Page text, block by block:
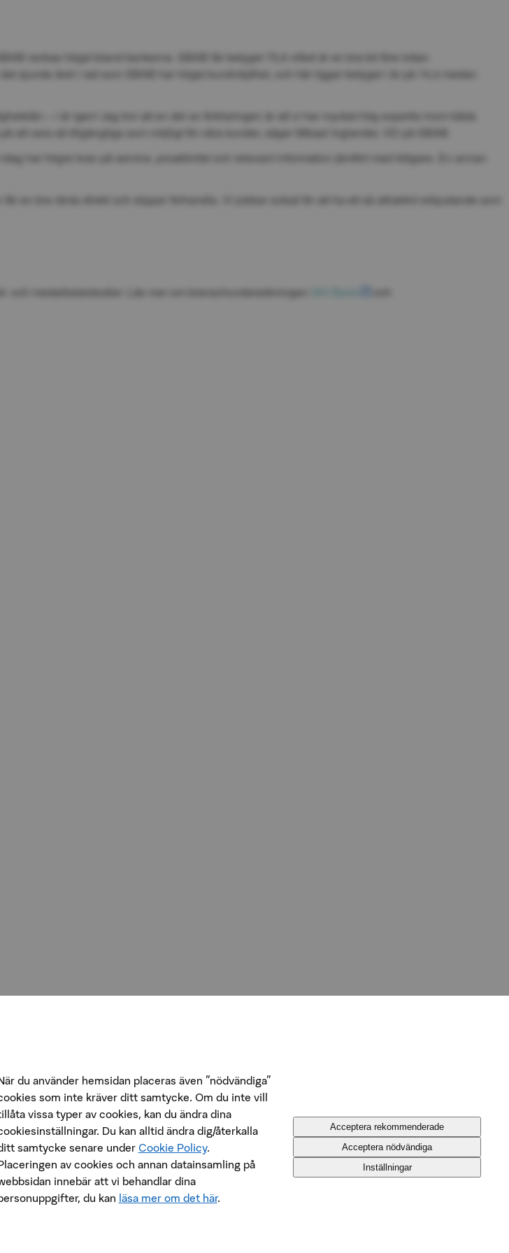
rankas högst bland bankerna. SBAB får betyget 75,6 vilket är en bra bit före tvåan
sjunde året i rad som SBAB har högst kundnöjdhet, och här ligger betyget i år på 74,4 medan
– i år igen! Jag tror att en del av förklaringen är att vi har mycket hög expertis inom båda
vara så tillgängliga som möjligt för våra kunder, säger Mikael Inglander, VD på SBAB.
har högre krav på service, proaktivitet och relevant information jämfört med tidigare. En annan
en bra ränta direkt och slipper förhandla. Vi jobbar också för att ha ett så attraktivt erbjudande som
medarbetarstudier. Läs mer om branschundersökningen
du använder hemsidan placeras även ”nödvändiga”
som inte kräver ditt samtycke. Om du inte vill
vissa typer av cookies, kan du ändra dina
Du kan alltid ändra dig/återkalla
samtycke senare under Cookie Policy.
av cookies och annan datainsamling på
innebär att vi behandlar dina
du kan läsa mer om det här.
Acceptera rekommenderade
Acceptera nödvändiga
Inställningar